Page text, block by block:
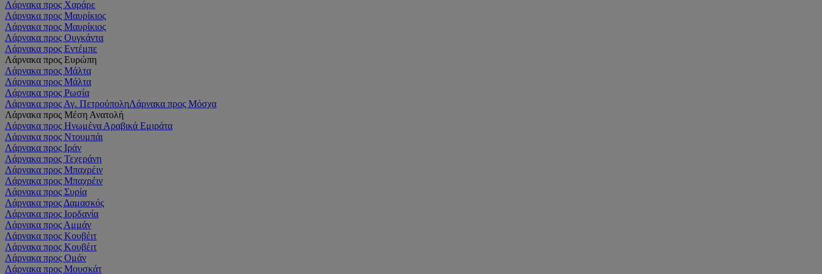
Λάρνακα προς Χαράρε
Λάρνακα προς Μαυρίκιος
Λάρνακα προς Μαυρίκιος
Λάρνακα προς Ουγκάντα
Λάρνακα προς Εντέμπε
Λάρνακα προς Ευρώπη
Λάρνακα προς Μάλτα
Λάρνακα προς Μάλτα
Λάρνακα προς Ρωσία
Λάρνακα προς Αγ. ΠετρούποληΛάρνακα προς Μόσχα
Λάρνακα προς Μέση Ανατολή
Λάρνακα προς Ηνωμένα Αραβικά Εμιράτα
Λάρνακα προς Ντουμπάι
Λάρνακα προς Ιράν
Λάρνακα προς Τεχεράνη
Λάρνακα προς Μπαχρέιν
Λάρνακα προς Μπαχρέιν
Λάρνακα προς Συρία
Λάρνακα προς Δαμασκός
Λάρνακα προς Ιορδανία
Λάρνακα προς Αμμάν
Λάρνακα προς Κουβέιτ
Λάρνακα προς Κουβέιτ
Λάρνακα προς Ομάν
Λάρνακα προς Μουσκάτ